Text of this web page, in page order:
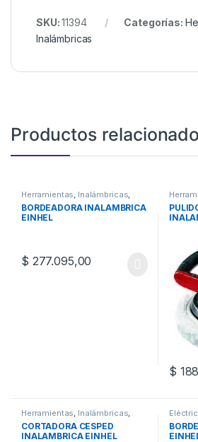
SKU:11394 Categorías:
Inalámbricas
Productos
Herramientas, Inalámbricas,
Jardín
BORDEADORA INALAMBRICA
EINHEL
$ 277.095,00
$
Herramientas Inalámbricas
Jardín
CORTADORA CESPED
INALAMBRICA EINHEL